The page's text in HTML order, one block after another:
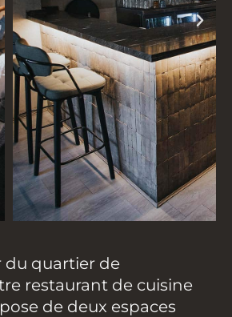
quartier de
restaurant de cuisine
de deux espaces